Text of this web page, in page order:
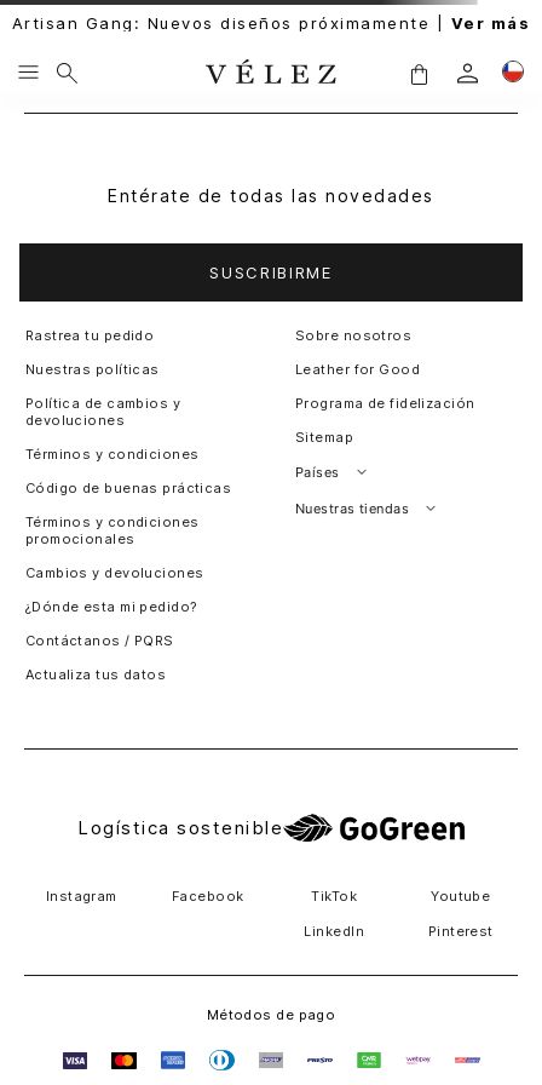
Artisan Gang: Nuevos diseños próximamente | Ver más
Entérate de todas las novedades
SUSCRIBIRME
Rastrea tu pedido
Nuestras políticas
Política de cambios y
devoluciones
Términos y condiciones
Código de buenas prácticas
Términos y condiciones
promocionales
Cambios y devoluciones
¿Dónde esta mi pedido?
Contáctanos / PQRS
Actualiza tus datos
Sobre nosotros
Leather for Good
Programa de fidelización
Sitemap
Países
Perú
Nuestras tiendas
Logística sostenible
Instagram Facebook TikTok Youtube
LinkedIn Pinterest
Métodos de pago